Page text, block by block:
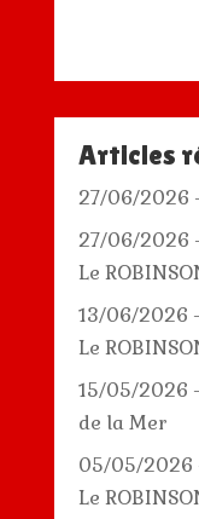
Articles
27/06/2026
27/06/2026
Le
13/06/2026
Le
15/05/2026
de la Mer
05/05/2026
Le